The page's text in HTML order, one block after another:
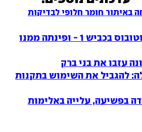
באיתור חומר חלופי לבדיקות
המשטרה עצרה אוטובוס בכביש 1 - ופינתה ממנו
להגביל את השימוש בתקנות
בפשיעה, עלייה באלימות